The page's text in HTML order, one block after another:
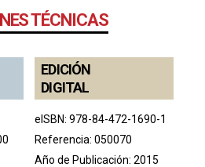
TÉCNICAS
EDICIÓN
DIGITAL
eISBN: 978-84-472-1690-1
Referencia: 050070
Año de Publicación: 2015